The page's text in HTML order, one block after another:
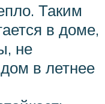
Таким
в доме,
не
в летнее